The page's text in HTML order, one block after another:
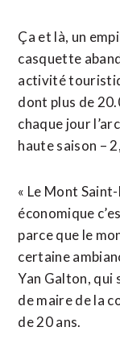
Ça et là, un
casquette
activité
dont plus de
chaque jour
haute saison –
« Le Mont
économique
parce que le
certaine
Yan Galton, qui
de maire de la
de 20 ans.